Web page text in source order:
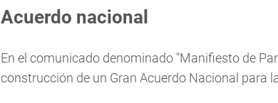
Acuerdo nacional
En el comunicado denominado "Manifiesto de
construcción de un Gran Acuerdo Nacional para